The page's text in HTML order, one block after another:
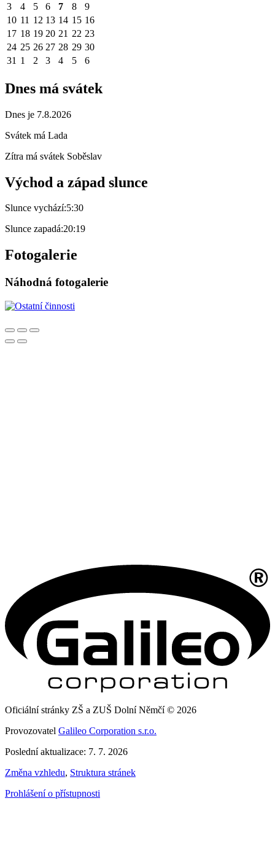
3
4 5 6 7 8
9
10 11 12 13 14 15 16
17 18 19 20 21 22 23
24 25 26 27 28 29 30
31 1 2 3 4 5 6
Dnes má svátek
Dnes je 7.8.2026
Svátek má Lada
Zítra má svátek Soběslav
Východ a západ slunce
Slunce vychází:5:30
Slunce zapadá:20:19
Fotogalerie
Náhodná fotogalerie
Oficiální stránky ZŠ a ZUŠ Dolní Němčí © 2026
Provozovatel Galileo Corporation s.r.o.
Poslední aktualizace: 7. 7. 2026
Změna vzhledu, Struktura stránek
Prohlášení o přístupnosti